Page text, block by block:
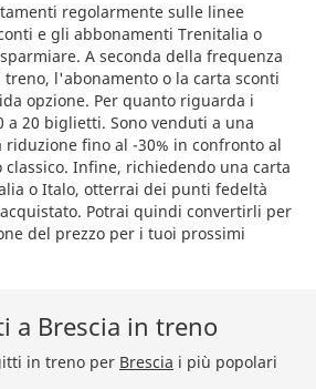
regolarmente sulle linee
e gli abbonamenti Trenitalia o
A seconda della frequenza
l'abonamento o la carta sconti
opzione. Per quanto riguarda i
a 20 biglietti. Sono venduti a una
fino al -30% in confronto al
Infine, richiedendo una carta
o Italo, otterrai dei punti fedeltà
Potrai quindi convertirli per
del prezzo per i tuoi prossimi
a Brescia in treno
in treno per Brescia i più popolari